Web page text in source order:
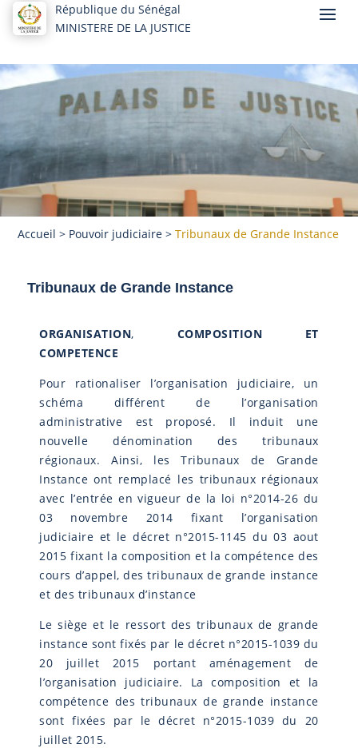
République du Sénégal
MINISTERE DE LA JUSTICE
Accueil > Pouvoir judiciaire >Tribunaux de Grande Instance
Tribunaux de Grande Instance
ORGANISATION, COMPOSITION ET
COMPETENCE
Pour rationaliser l’organisation judiciaire, un
schéma différent de l’organisation
administrative est proposé. Il induit une
nouvelle dénomination des tribunaux
régionaux. Ainsi, les Tribunaux de Grande
Instance ont remplacé les tribunaux régionaux
avec l’entrée en vigueur de la loi n°2014-26 du
03 novembre 2014 fixant l’organisation
judiciaire et le décret n°2015-1145 du 03 aout
2015 fixant la composition et la compétence des
cours d’appel, des tribunaux de grande instance
et des tribunaux d’instance
Le siège et le ressort des tribunaux de grande
instance sont fixés par le décret n°2015-1039 du
20 juillet 2015 portant aménagement de
l’organisation judiciaire. La composition et la
compétence des tribunaux de grande instance
sont fixées par le décret n°2015-1039 du 20
juillet 2015.